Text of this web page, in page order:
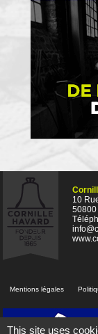
10
Mentions légales
This site uses